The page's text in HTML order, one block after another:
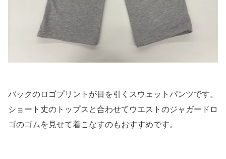
バックのロゴプリントが目を引くスウェットパンツです。
ショート丈のトップスと合わせてウエストのジャガードロ
ゴのゴムを見せて着こなすのもおすすめです。